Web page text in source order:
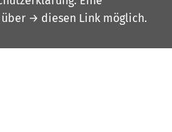
→ diesen Link möglich.